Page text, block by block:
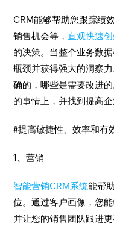
CRM能够帮助您跟踪绩
销售机会等，直观快速
的决策。当整个业务数
瓶颈并获得强大的洞察
确的，哪些是需要改进
的事情上，并找到提高企
#提高敏捷性、效率和有
1、营销
智能营销CRM系统能帮
位。通过客户画像，您
并让您的销售团队跟进